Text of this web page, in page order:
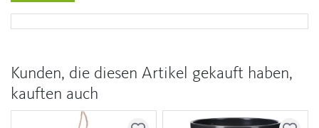
Kunden, die diesen Artikel gekauft haben,
kauften auch